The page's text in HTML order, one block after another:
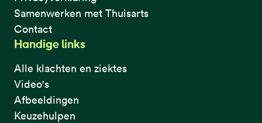
Samenwerken met Thuisarts
Contact
Handige links
Alle klachten en ziektes
Video's
Afbeeldingen
Keuzehulpen